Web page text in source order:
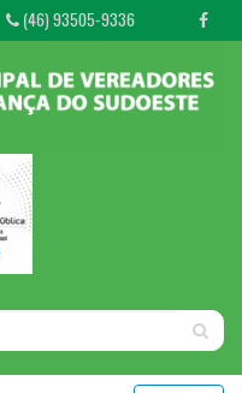
(46) 93505-9336